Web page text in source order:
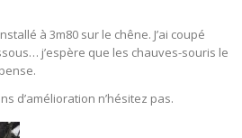
à 3m80 sur le chêne. J’ai coupé
j’espère que les chauves-souris le
d’amélioration n’hésitez pas.